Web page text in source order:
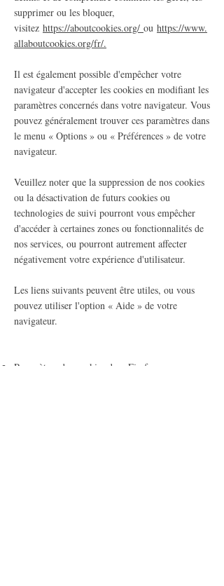
supprimer ou les bloquer,
visitez https://aboutcookies.org/ ou https://www.
allaboutcookies.org/fr/.
Il est également possible d'empêcher votre
navigateur d'accepter les cookies en modifiant les
paramètres concernés dans votre navigateur. Vous
pouvez généralement trouver ces paramètres dans
le menu « Options » ou « Préférences » de votre
navigateur.
Veuillez noter que la suppression de nos cookies
ou la désactivation de futurs cookies ou
technologies de suivi pourront vous empêcher
d'accéder à certaines zones ou fonctionnalités de
nos services, ou pourront autrement affecter
négativement votre expérience d'utilisateur.
Les liens suivants peuvent être utiles, ou vous
pouvez utiliser l'option « Aide » de votre
navigateur.
Paramètres des cookies dans Firefox